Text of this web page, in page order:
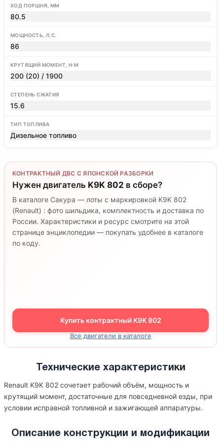
ХОД ПОРШНЯ, ММ
80.5
МОЩНОСТЬ, Л.С.
86
КРУТЯЩИЙ МОМЕНТ, Н·М
200 (20) / 1900
СТЕПЕНЬ СЖАТИЯ
15.6
ТИП ТОПЛИВА
Дизельное топливо
КОНТРАКТНЫЙ ДВС С ЯПОНСКОЙ РАЗБОРКИ
Нужен двигатель K9K 802 в сборе?
В каталоге Сакура — лоты с маркировкой K9K 802
(Renault) : фото шильдика, комплектность и доставка по
России. Характеристики и ресурс смотрите на этой
странице энциклопедии — покупать удобнее в каталоге
по коду.
Купить контрактный K9K 802
Все двигатели в каталоге
Технические характеристики
Renault K9K 802 сочетает рабочий объём, мощность и
крутящий момент, достаточные для повседневной езды, при
условии исправной топливной и зажигающей аппаратуры.
Описание конструкции и модификации